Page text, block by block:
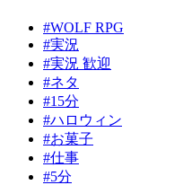
#WOLF RPG
#実況
#実況 歓迎
#ネタ
#15分
#ハロウィン
#お菓子
#仕事
#5分